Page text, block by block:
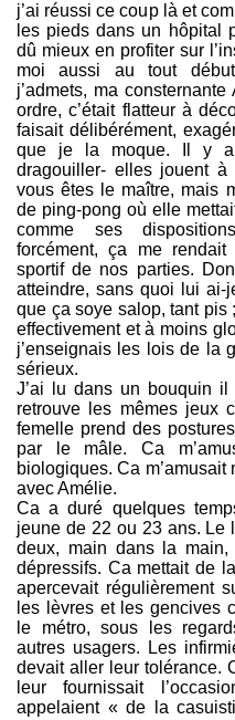
j’ai réussi ce coup là et
les pieds dans un hôpital
dû mieux en profiter sur
moi aussi au tout
j’admets, ma
ordre, c’était flatteur à
faisait délibérément,
que je la moque. Il y
dragouiller- elles jouent à
vous êtes le maître, mais
de ping-pong où elle
comme ses
forcément, ça me rendait
sportif de nos parties.
atteindre, sans quoi lui ai-
que ça soye salop, tant pis
effectivement et à moins
j’enseignais les lois de la
sérieux.
J’ai lu dans un bouquin il
retrouve les mêmes jeux
femelle prend des
par le mâle. Ca
biologiques. Ca
avec Amélie.
Ca a duré quelques
jeune de 22 ou 23 ans. Le
deux, main dans la
dépressifs. Ca mettait de
apercevait régulièrement
les lèvres et les gencives
le métro, sous les
autres usagers. Les
devait aller leur tolérance.
leur fournissait
appelaient « de la